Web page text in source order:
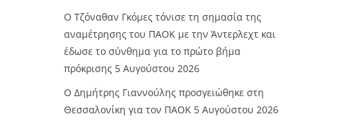
Ο Τζόναθαν Γκόμες τόνισε τη σημασία της
αναμέτρησης του ΠΑΟΚ με την Άντερλεχτ και
έδωσε το σύνθημα για το πρώτο βήμα
πρόκρισης 5 Αυγούστου 2026
Ο Δημήτρης Γιαννούλης προσγειώθηκε στη
Θεσσαλονίκη για τον ΠΑΟΚ 5 Αυγούστου 2026